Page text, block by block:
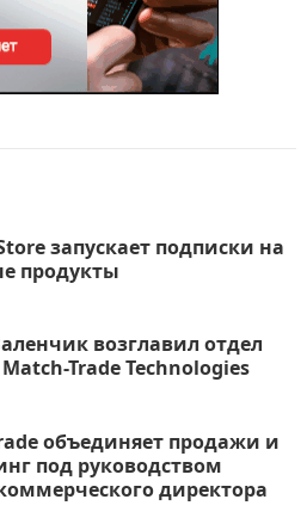
запускает подписки на
продукты
возглавил отдел
Trade Technologies
объединяет продажи и
под руководством
директора